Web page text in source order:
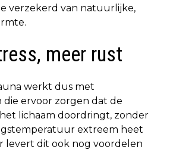
verzekerd van natuurlijke,
meer rust
werkt dus met
die ervoor zorgen dat de
lichaam doordringt, zonder
extreem heet
levert dit ook nog voordelen